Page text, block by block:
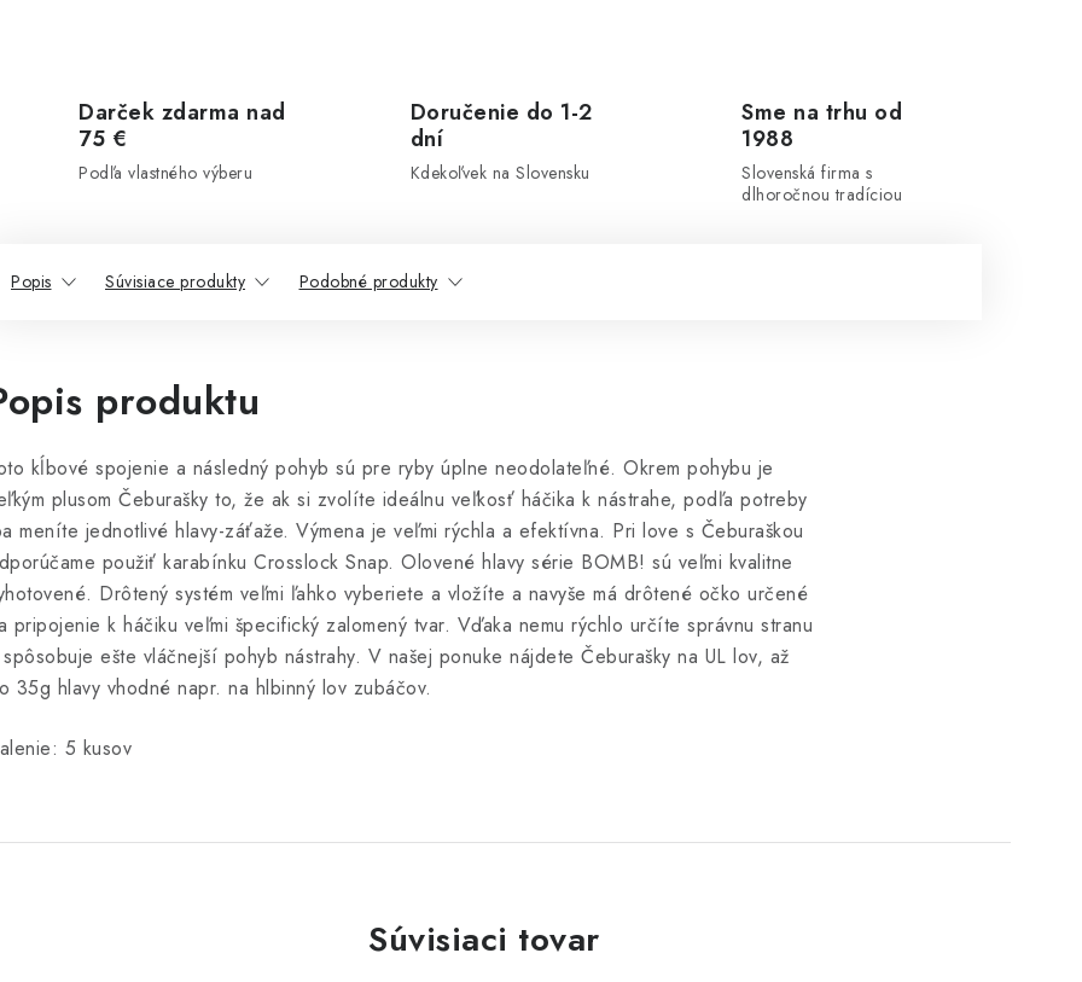
Darček zdarma nad
75 €
Podľa vlastného výberu
Doručenie do 1-2
dní
Kdekoľvek na Slovensku
Sme na trhu od
1988
Slovenská firma s
dlhoročnou tradíciou
Popis Súvisiace produkty Podobné produkty
produktu
kĺbové spojenie a následný pohyb sú pre ryby úplne neodolateľné. Okrem pohybu je
plusom Čeburašky to, že ak si zvolíte ideálnu veľkosť háčika k nástrahe, podľa potreby
meníte jednotlivé hlavy-záťaže. Výmena je veľmi rýchla a efektívna. Pri love s Čeburaškou
použiť karabínku Crosslock Snap. Olovené hlavy série BOMB! sú veľmi kvalitne
Drôtený systém veľmi ľahko vyberiete a vložíte a navyše má drôtené očko určené
pripojenie k háčiku veľmi špecifický zalomený tvar. Vďaka nemu rýchlo určíte správnu stranu
ešte vláčnejší pohyb nástrahy. V našej ponuke nájdete Čeburašky na UL lov, až
35g hlavy vhodné napr. na hlbinný lov zubáčov.
5 kusov
Súvisiaci tovar